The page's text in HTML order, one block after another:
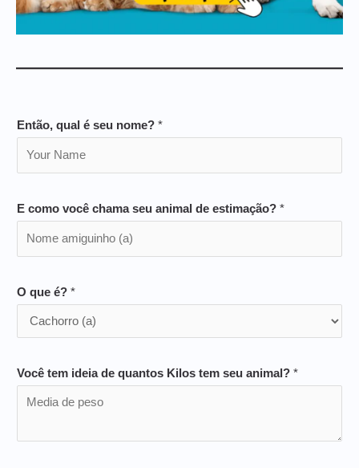
Então, qual é seu nome? *
E como você chama seu animal de estimação? *
O que é? *
Você tem ideia de quantos Kilos tem seu animal? *